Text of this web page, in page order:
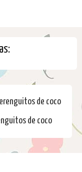
de coco